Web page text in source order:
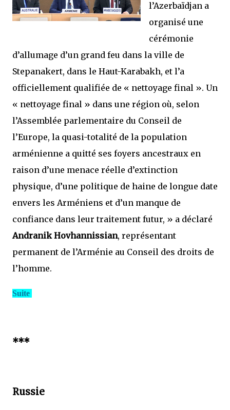
l’Azerbaïdjan a
organisé une
cérémonie
d’allumage d’un grand feu dans la ville de
Stepanakert, dans le Haut-Karabakh, et l’a
officiellement qualifiée de « nettoyage final ». Un
« nettoyage final » dans une région où, selon
l’Assemblée parlementaire du Conseil de
l’Europe, la quasi-totalité de la population
arménienne a quitté ses foyers ancestraux en
raison d’une menace réelle d’extinction
physique, d’une politique de haine de longue date
envers les Arméniens et d’un manque de
confiance dans leur traitement futur, » a déclaré
Andranik Hovhannissian, représentant
permanent de l’Arménie au Conseil des droits de
l’homme.
Suite
***
Russie